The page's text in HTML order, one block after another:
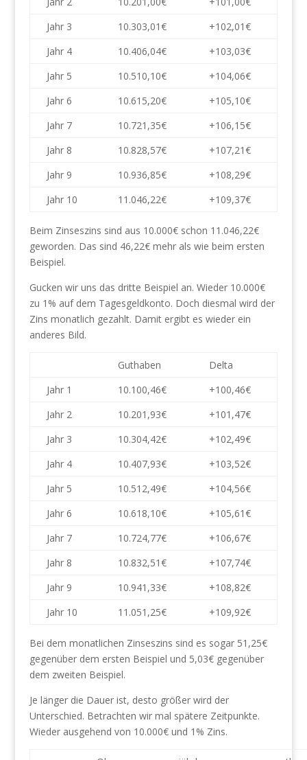
Jahr 3
10.303,01€
+102,01€
Jahr 4
10.406,04€
+103,03€
Jahr 5
10.510,10€
+104,06€
Jahr 6
10.615,20€
+105,10€
Jahr 7
10.721,35€
+106,15€
Jahr 8
10.828,57€
+107,21€
Jahr 9
10.936,85€
+108,29€
Jahr 10
11.046,22€ +109,37€
Beim Zinseszins sind aus 10.000€ schon 11.046,22€
geworden. Das sind 46,22€ mehr als wie beim ersten
Beispiel.
Gucken wir uns das dritte Beispiel an. Wieder 10.000€
zu 1% auf dem Tagesgeldkonto. Doch diesmal wird der
Zins monatlich gezahlt. Damit ergibt es wieder ein
anderes Bild.
Guthaben
Delta
Jahr 1
10.100,46€
+100,46€
Jahr 2
10.201,93€
+101,47€
Jahr 3
10.304,42€
+102,49€
Jahr 4
10.407,93€
+103,52€
Jahr 5
10.512,49€
+104,56€
Jahr 6
10.618,10€
+105,61€
Jahr 7
10.724,77€
+106,67€
Jahr 8
10.832,51€
+107,74€
Jahr 9
10.941,33€
+108,82€
Jahr 10
11.051,25€ +109,92€
Bei dem monatlichen Zinseszins sind es sogar 51,25€
gegenüber dem ersten Beispiel und 5,03€ gegenüber
dem zweiten Beispiel.
Je länger die Dauer ist, desto größer wird der
Unterschied. Betrachten wir mal spätere Zeitpunkte.
Wieder ausgehend von 10.000€ und 1% Zins.